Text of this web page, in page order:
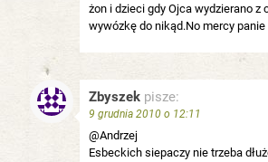
żon i dzieci gdy Ojca wydzierano z
wywózkę do nikąd.No mercy
Zbyszek pisze:
9 grudnia 2010 o 12:11
@Andrzej
Esbeckich siepaczy nie trzeba